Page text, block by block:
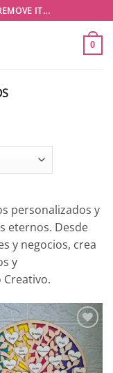
IT...
0
personalizados y
eternos. Desde
y negocios, crea
y
Creativo.
Añadir
a la
lista de
deseos